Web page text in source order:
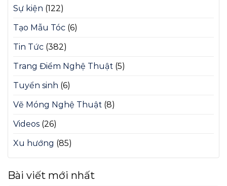
Sự kiện (122)
Tạo Mẫu Tóc (6)
Tin Tức (382)
Trang Điểm Nghệ Thuật (5)
Tuyển sinh (6)
Vẽ Móng Nghệ Thuật (8)
Videos (26)
Xu hướng (85)
Bài viết mới nhất